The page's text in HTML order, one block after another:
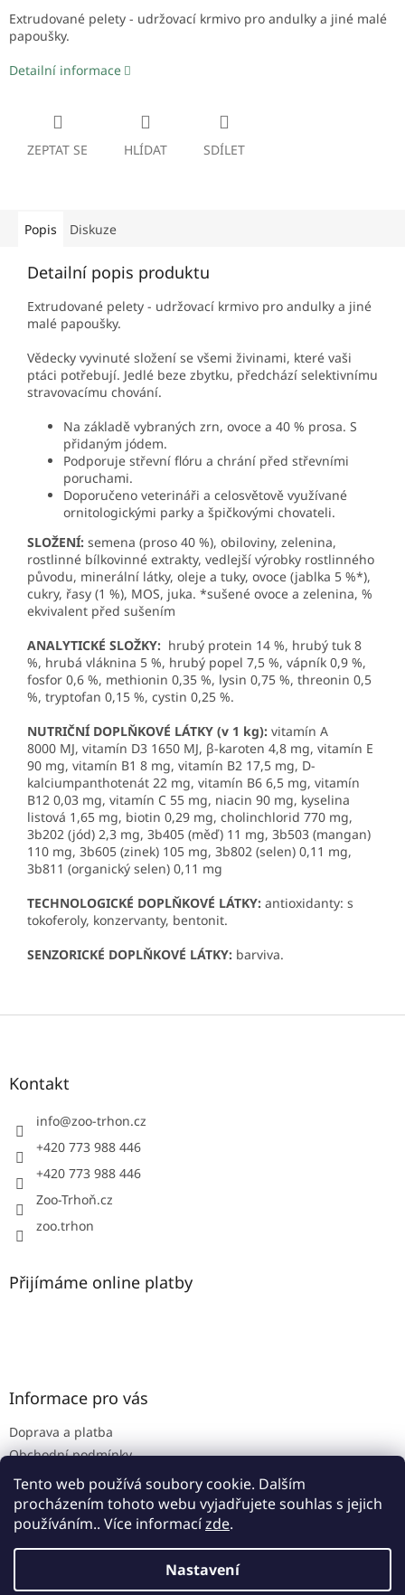
Tento web používá soubory cookie. Dalším
procházením tohoto webu vyjadřujete souhlas s jejich
používáním.. Více informacízde.
Nastavení
Extrudované pelety - udržovací krmivo pro andulky a jiné malé
papoušky.
Detailní informace
ZEPTAT SE HLÍDAT SDÍLET
Popis Diskuze
Detailní popis produktu
Extrudované pelety - udržovací krmivo pro andulky a jiné
malé papoušky.
Vědecky vyvinuté složení se všemi živinami, které vaši
ptáci potřebují. Jedlé beze zbytku, předchází selektivnímu
stravovacímu chování.
Na základě vybraných zrn, ovoce a 40 % prosa. S
přidaným jódem.
Podporuje střevní flóru a chrání před střevními
poruchami.
Doporučeno veterináři a celosvětově využívané
ornitologickými parky a špičkovými chovateli.
SLOŽENÍ: semena (proso 40 %), obiloviny, zelenina,
rostlinné bílkovinné extrakty, vedlejší výrobky rostlinného
původu, minerální látky, oleje a tuky, ovoce (jablka 5 %*),
cukry, řasy (1 %), MOS, juka. *sušené ovoce a zelenina, %
ekvivalent před sušením
ANALYTICKÉ SLOŽKY: hrubý protein 14 %, hrubý tuk 8
%, hrubá vláknina 5 %, hrubý popel 7,5 %, vápník 0,9 %,
fosfor 0,6 %, methionin 0,35 %, lysin 0,75 %, threonin 0,5
%, tryptofan 0,15 %, cystin 0,25 %.
NUTRIČNÍ DOPLŇKOVÉ LÁTKY (v 1 kg): vitamín A
8000 MJ, vitamín D3 1650 MJ, β-karoten 4,8 mg, vitamín E
90 mg, vitamín B1 8 mg, vitamín B2 17,5 mg, D-
kalciumpanthotenát 22 mg, vitamín B6 6,5 mg, vitamín
B12 0,03 mg, vitamín C 55 mg, niacin 90 mg, kyselina
listová 1,65 mg, biotin 0,29 mg, cholinchlorid 770 mg,
3b202 (jód) 2,3 mg, 3b405 (měď) 11 mg, 3b503 (mangan)
110 mg, 3b605 (zinek) 105 mg, 3b802 (selen) 0,11 mg,
3b811 (organický selen) 0,11 mg
TECHNOLOGICKÉ DOPLŇKOVÉ LÁTKY: antioxidanty: s
tokoferoly, konzervanty, bentonit.
SENZORICKÉ DOPLŇKOVÉ LÁTKY: barviva.
Z
Kontakt
info@zoo-trhon.cz
+420 773 988 446
+420 773 988 446
Zoo-Trhoň.cz
zoo.trhon
Přijímáme online platby
Informace pro vás
Doprava a platba
Obchodní podmínky
Podmínky ochrany osobních údajů